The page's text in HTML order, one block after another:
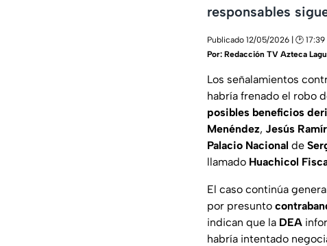
responsables
Publicado 12/05/2026 | 🕑 17:39
Por: Redacción TV Azteca
Los señalamientos
habría frenado el robo
posibles beneficios
Menéndez, Jesús
Palacio Nacional de
llamado Huachicol
El caso continúa
por presunto
indican que la DEA
habría intentado